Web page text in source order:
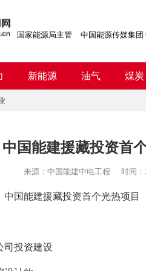
国家能源局主管 中国能源传媒集
新能源 油气 煤炭
中国能建援藏投资首
来源： 中国能建中电工程 时间：
国能建援藏投资首个光热项目
投资建设